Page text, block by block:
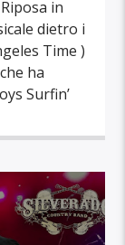
in
dietro i
Time )
ha
Surfin’